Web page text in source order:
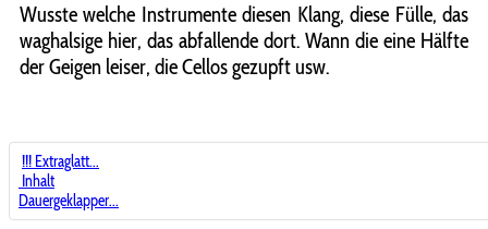
Wusste welche Instrumente diesen Klang, diese Fülle, das
waghalsige hier, das abfallende dort. Wann die eine Hälfte
der Geigen leiser, die Cellos gezupft usw.
!!! Extraglatt...
Inhalt
Dauergeklapper...